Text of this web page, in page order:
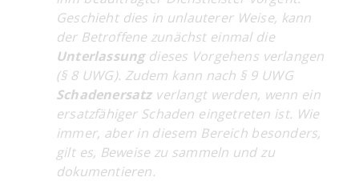
Geschieht dies in unlauterer Weise, kann
der Betroffene zunächst einmal die
Unterlassungdieses Vorgehens verlangen
(§ 8 UWG). Zudem kann nach § 9 UWG
Schadenersatzverlangt werden, wenn ein
ersatzfähiger Schaden eingetreten ist. Wie
immer, aber in diesem Bereich besonders,
gilt es, Beweise zu sammeln und zu
dokumentieren.